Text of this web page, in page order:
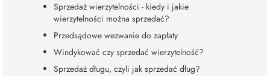
Sprzedaż wierzytelności - kiedy i jakie
wierzytelności można sprzedać?
Przedsądowe wezwanie do zapłaty
Windykować czy sprzedać wierzytelność?
Sprzedaż długu, czyli jak sprzedać dług?